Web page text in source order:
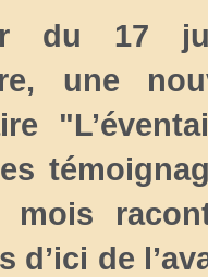
du 17
une
mois
d’ici de